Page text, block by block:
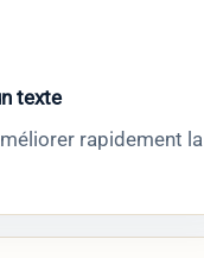
texte
rapidement la